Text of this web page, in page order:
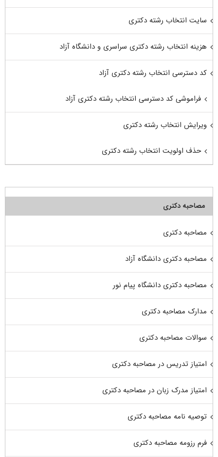
سایت انتخاب رشته دکتری
هزینه انتخاب رشته دکتری سراسری و دانشگاه آزاد
کد دسترسی انتخاب رشته دکتری آزاد
فراموشی کد دسترسی انتخاب رشته دکتری آزاد
ویرایش انتخاب رشته دکتری
حذف اولویت انتخاب رشته دکتری
مصاحبه دکتری
مصاحبه دکتری
مصاحبه دکتری دانشگاه آزاد
مصاحبه دکتری دانشگاه پیام نور
مدارک مصاحبه دکتری
سوالات مصاحبه دکتری
امتیاز تدریس در مصاحبه دکتری
امتیاز مدرک زبان در مصاحبه دکتری
توصیه نامه مصاحبه دکتری
فرم رزومه مصاحبه دکتری